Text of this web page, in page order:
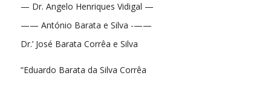
— Dr. Angelo Henriques Vidigal —
—— António Barata e Silva -——
Dr.’ José Barata Corrêa e Silva
“Eduardo Barata da Silva Corrêa